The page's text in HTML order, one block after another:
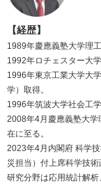
【経歴】
1989年慶應義塾大学理
1992年ロチェスター大
1996年東京工業大学大
学）取得。
1996年筑波大学社会工
2008年4月慶應義塾大
在に至る。
2023年4月内閣府 科学
災担当）付上席科学技術
研究分野は応用統計解析